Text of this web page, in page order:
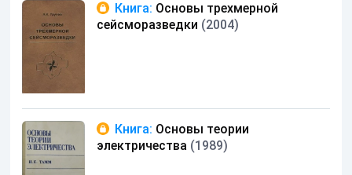
Книга: Основы трехмерной
сейсморазведки (2004)
Книга: Основы теории
электричества (1989)